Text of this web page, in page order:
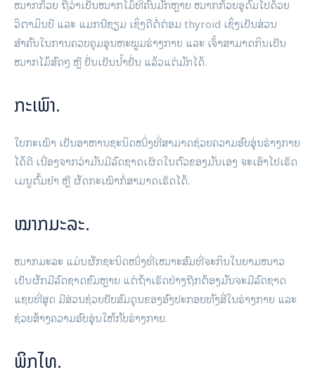
ໝາກກ້ວຍ ຖືວ່າເປັນໝາກໄມ້ທີ່ຄົນມັກຫຼາຍ ໝາກກ້ວຍອຸດົມໄປດ້ວຍ
ວິຕາມິນບີ ແລະ ແມກນີຊຽມ ເຊິ່ງດີຕໍ່ຕ່ອມ thyroid ເຊິ່ງເປັນສ່ວນ
ສຳຄັນໃນການຄວບຄຸມອຸນຫະພູມຮ່າງກາຍ ແລະ ເຈົ້າສາມາດກິນເປັນ
ໝາກໄມ້ສົດໆ ຫຼື ປັ່ນເປັນນໍ້າປັ່ນ ແລ້ວແຕ່ມັກໄດ້.
ກະເພົາ.
ໃບກະເພົາ ເປັນອາຫານຊະນິດໜຶ່ງທີ່ສາມາດຊ່ວຍຄວາມອົບອຸ່ນຮ່າງກາຍ
ໄດ້ດີ ເນື່ອງຈາກວ່າມັນມີລົດຊາດເຜັດໃນຕົວຂອງມັນເອງ ຈະເອົາໄປເຮັດ
ເມນູຕົ້ມຍໍາ ຫຼື ຜັດກະເພົາກໍ່ສາມາດເຮັດໄດ້.
ໝາກມະລະ.
ໝາກມະລະ ແມ່ນຜັກຊະນິດໜຶ່ງທີ່ເໝາະສົມທີ່ຈະກິນໃນຍາມໜາວ
ເປັນຜັກມີລົດຊາດຂົມຫຼາຍ ແຕ່ຖ້າເຮັດຢ່າງຖືກຕ້ອງມັນຈະມີລົດຊາດ
ແຊບທີ່ສຸດ ມີສ່ວນຊ່ວຍປັບສົມດຸນຂອງອົງປະກອບທັງສີ່ໃນຮ່າງກາຍ ແລະ
ຊ່ວຍສ້າງຄວາມອົບອຸ່ນໃຫ້ກັບຮ່າງກາຍ.
ພິກໄທ.